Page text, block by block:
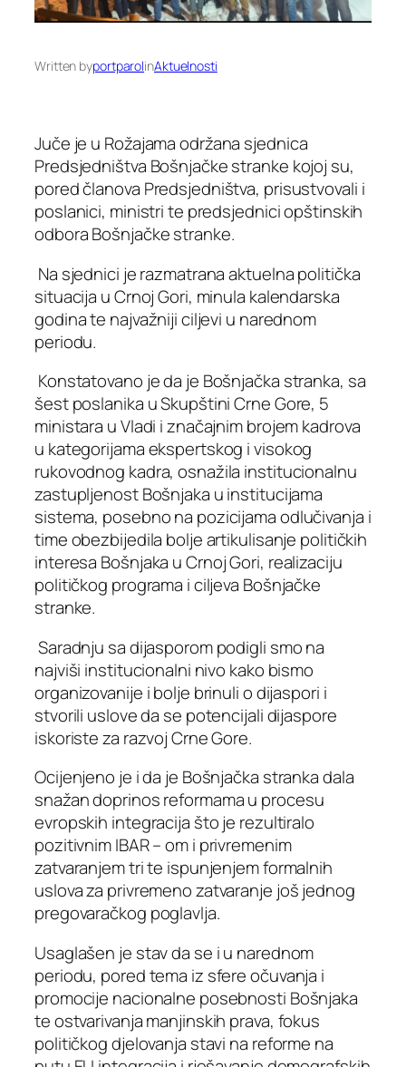
Written byportparolinAktuelnosti
Juče je u Rožajama održana sjednica
Predsjedništva Bošnjačke stranke kojoj su,
pored članova Predsjedništva, prisustvovali i
poslanici, ministri te predsjednici opštinskih
odbora Bošnjačke stranke.
Na sjednici je razmatrana aktuelna politička
situacija u Crnoj Gori, minula kalendarska
godina te najvažniji ciljevi u narednom
periodu.
Konstatovano je da je Bošnjačka stranka, sa
šest poslanika u Skupštini Crne Gore, 5
ministara u Vladi i značajnim brojem kadrova
u kategorijama ekspertskog i visokog
rukovodnog kadra, osnažila institucionalnu
zastupljenost Bošnjaka u institucijama
sistema, posebno na pozicijama odlučivanja i
time obezbijedila bolje artikulisanje političkih
interesa Bošnjaka u Crnoj Gori, realizaciju
političkog programa i ciljeva Bošnjačke
stranke.
Saradnju sa dijasporom podigli smo na
najviši institucionalni nivo kako bismo
organizovanije i bolje brinuli o dijaspori i
stvorili uslove da se potencijali dijaspore
iskoriste za razvoj Crne Gore.
Ocijenjeno je i da je Bošnjačka stranka dala
snažan doprinos reformama u procesu
evropskih integracija što je rezultiralo
pozitivnim IBAR – om i privremenim
zatvaranjem tri te ispunjenjem formalnih
uslova za privremeno zatvaranje još jednog
pregovaračkog poglavlja.
Usaglašen je stav da se i u narednom
periodu, pored tema iz sfere očuvanja i
promocije nacionalne posebnosti Bošnjaka
te ostvarivanja manjinskih prava, fokus
političkog djelovanja stavi na reforme na